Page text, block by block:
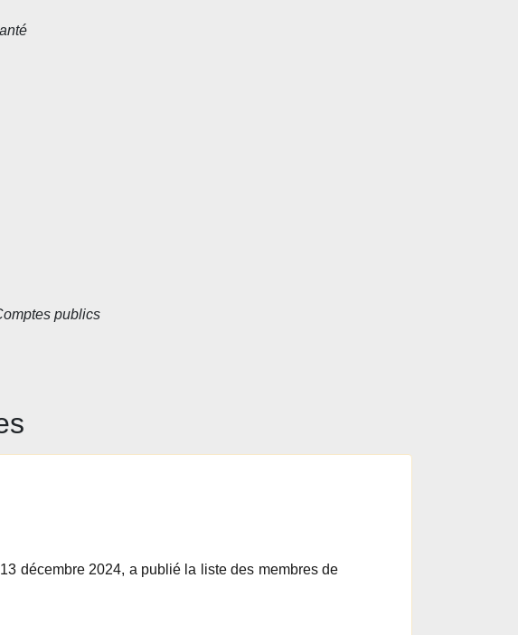
publics
décembre 2024, a publié la liste des membres de